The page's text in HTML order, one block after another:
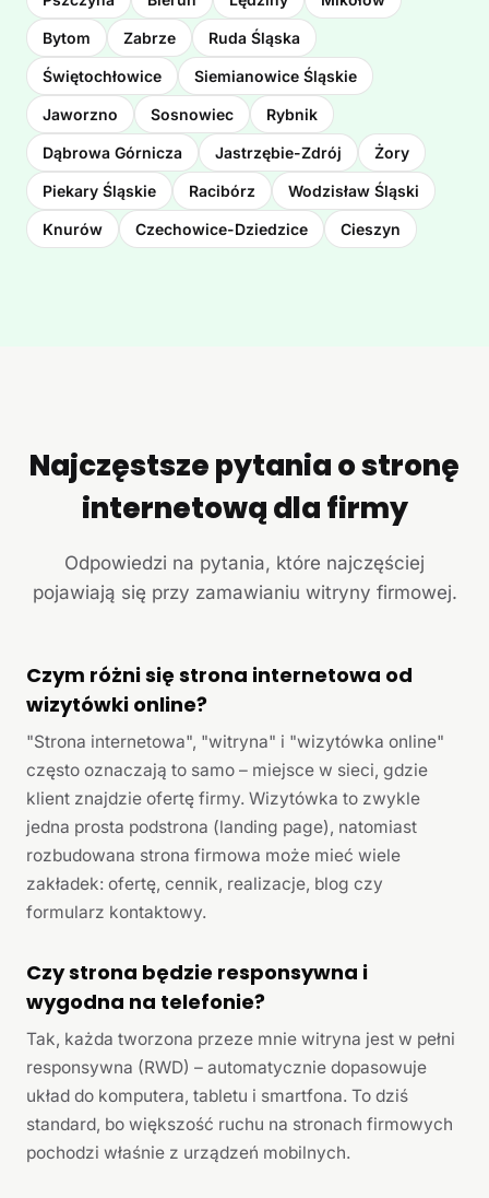
Bytom Zabrze Ruda Śląska
Świętochłowice Siemianowice Śląskie
Jaworzno Sosnowiec Rybnik
Dąbrowa Górnicza Jastrzębie-Zdrój Żory
Piekary Śląskie Racibórz Wodzisław Śląski
Knurów Czechowice-Dziedzice Cieszyn
Najczęstsze pytania o stronę
internetową dla firmy
Odpowiedzi na pytania, które najczęściej
pojawiają się przy zamawianiu witryny firmowej.
Czym różni się strona internetowa od
wizytówki online?
"Strona internetowa", "witryna" i "wizytówka online"
często oznaczają to samo – miejsce w sieci, gdzie
klient znajdzie ofertę firmy. Wizytówka to zwykle
jedna prosta podstrona (landing page), natomiast
rozbudowana strona firmowa może mieć wiele
zakładek: ofertę, cennik, realizacje, blog czy
formularz kontaktowy.
Czy strona będzie responsywna i
wygodna na telefonie?
Tak, każda tworzona przeze mnie witryna jest w pełni
responsywna (RWD) – automatycznie dopasowuje
układ do komputera, tabletu i smartfona. To dziś
standard, bo większość ruchu na stronach firmowych
pochodzi właśnie z urządzeń mobilnych.